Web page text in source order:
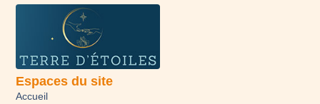
Espaces du site
Accueil